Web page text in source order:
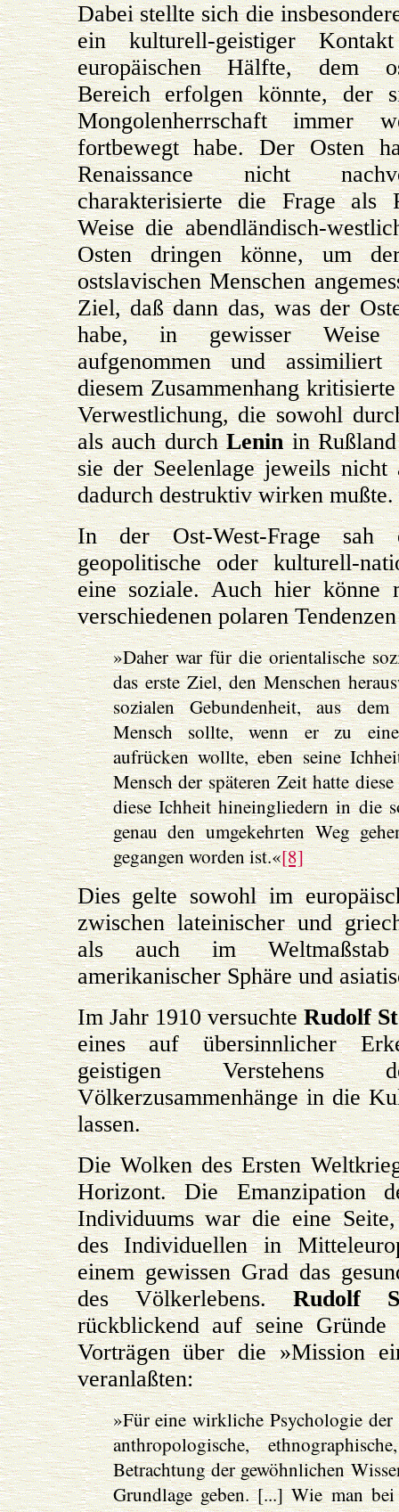
Dabei stellte sich die
ein kulturell-geistiger
europäischen Hälfte, dem
Bereich erfolgen könnte, der
Mongolenherrschaft immer
fortbewegt habe. Der Osten
Renaissance nicht
charakterisierte die Frage als
Weise die abendländisch-
Osten dringen könne, um
ostslavischen Menschen
Ziel, daß dann das, was der
habe, in gewisser Weise
aufgenommen und
diesem Zusammenhang
Verwestlichung, die sowohl
als auch durchLeninin
sie der Seelenlage jeweils nicht
dadurch destruktiv wirken mußte.
In der Ost-West-Frage
geopolitische oder kulturell-
eine soziale. Auch hier könne
verschiedenen polaren
»Daher war für die orientalische
das erste Ziel, den Menschen
sozialen Gebundenheit, aus dem
Mensch sollte, wenn er zu
aufrücken wollte, eben seine
Mensch der späteren Zeit hatte
diese Ichheit hineingliedern in die
genau den umgekehrten Weg
gegangen worden ist.«[8]
Dies gelte sowohl im
zwischen lateinischer und
als auch im
amerikanischer Sphäre und
Im Jahr 1910 versuchteRudolf
eines auf übersinnlicher
geistigen Verstehens
Völkerzusammenhänge in die
lassen.
Die Wolken des Ersten
Horizont. Die Emanzipation
Individuums war die eine
des Individuellen in
einem gewissen Grad das
des Völkerlebens.Rudolf
rückblickend auf seine
Vorträgen über die »Mission
veranlaßten:
»Für eine wirkliche Psychologie
anthropologische,
Betrachtung der gewöhnlichen
Grundlage geben. [...] Wie man